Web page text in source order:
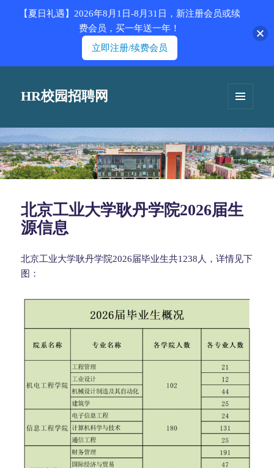
HR校园招聘网
北京工业大学耿丹学院2026届生
源信息
北京工业大学耿丹学院2026届毕业生共1238人，详情见下
图：
【夏日礼遇】2026年8月1日-8月31日，新注册会员或续
费会员，买一年送一年！
立即注册/续费会员